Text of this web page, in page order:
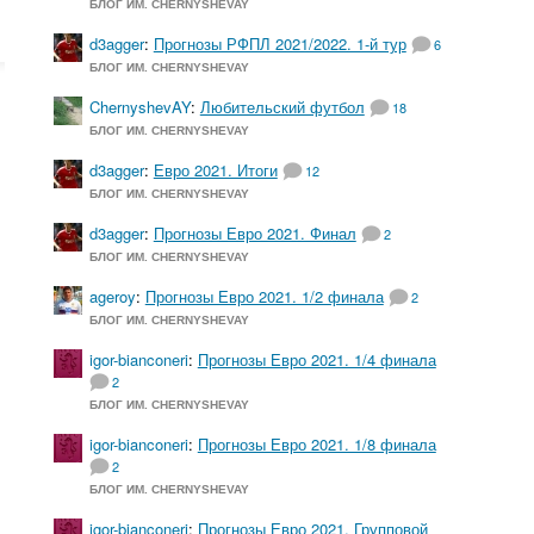
БЛОГ ИМ. CHERNYSHEVAY
d3agger: Прогнозы РФПЛ 2021/2022. 1-й тур 6
БЛОГ ИМ. CHERNYSHEVAY
ChernyshevAY: Любительский футбол 18
БЛОГ ИМ. CHERNYSHEVAY
d3agger: Евро 2021. Итоги 12
БЛОГ ИМ. CHERNYSHEVAY
d3agger: Прогнозы Евро 2021. Финал 2
БЛОГ ИМ. CHERNYSHEVAY
ageroy: Прогнозы Евро 2021. 1/2 финала 2
БЛОГ ИМ. CHERNYSHEVAY
igor-bianconeri: Прогнозы Евро 2021. 1/4 финала
2
БЛОГ ИМ. CHERNYSHEVAY
igor-bianconeri: Прогнозы Евро 2021. 1/8 финала
2
БЛОГ ИМ. CHERNYSHEVAY
igor-bianconeri: Прогнозы Евро 2021. Групповой